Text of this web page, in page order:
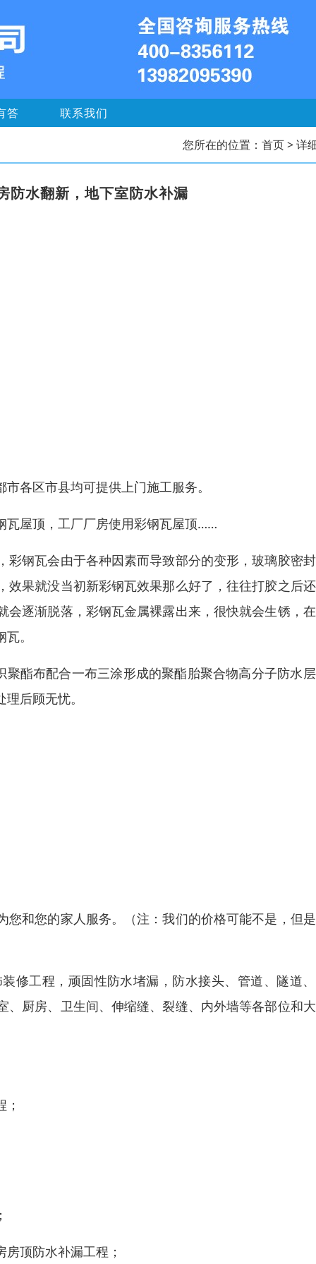
答 联系我们
您所在的位置： 首页> 详
防水翻新，地下室防水补漏
各区市县均可提供上门施工服务。
瓦屋顶，工厂厂房使用彩钢瓦屋顶……
钢瓦会由于各种因素而导致部分的变形，玻璃胶密
果就没当初新彩钢瓦效果那么好了，往往打胶之后
逐渐脱落，彩钢瓦金属裸露出来，很快就会生锈，
。
酯布配合一布三涂形成的聚酯胎聚合物高分子防水
后顾无忧。
和您的家人服务。（注：我们的价格可能不是，但
修工程，顽固性防水堵漏，防水接头、管道、隧道
厨房、卫生间、伸缩缝、裂缝、内外墙等各部位和
顶防水补漏工程；